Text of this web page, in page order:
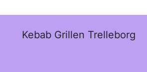
Kebab Grillen Trelleborg